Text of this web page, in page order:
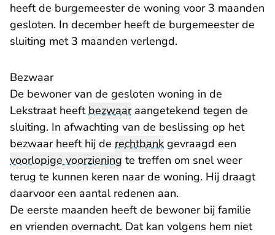
heeft de burgemeester de woning voor 3 maanden
gesloten. In december heeft de burgemeester de
sluiting met 3 maanden verlengd.
Bezwaar
De bewoner van de gesloten woning in de
Lekstraat heeftbezwaaraangetekend tegen de
sluiting. In afwachting van de beslissing op het
bezwaar heeft hij de rechtbank gevraagd een
voorlopige voorziening te treffen om snel weer
terug te kunnen keren naar de woning. Hij draagt
daarvoor een aantal redenen aan.
De eerste maanden heeft de bewoner bij familie
en vrienden overnacht. Dat kan volgens hem niet